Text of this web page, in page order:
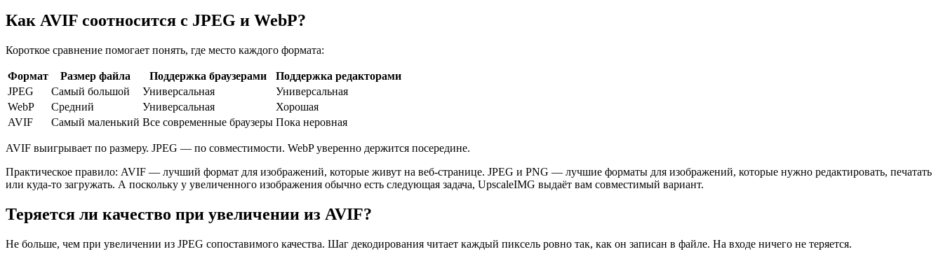
Как AVIF соотносится с JPEG и WebP?
Короткое сравнение помогает понять, где место каждого формата:
Формат Размер файла Поддержка браузерами
Поддержка редакторами
JPEG
Самый большой Универсальная
Универсальная
WebP
Средний Универсальная
Хорошая
AVIF
Самый маленький Все современные браузеры Пока неровная
AVIF выигрывает по размеру. JPEG — по совместимости. WebP уверенно держится посередине.
Практическое правило: AVIF — лучший формат для изображений, которые живут на веб-странице. JPEG и PNG — лучшие форматы для изображений, которые нужно редактировать, печатать
или куда-то загружать. А поскольку у увеличенного изображения обычно есть следующая задача, UpscaleIMG выдаёт вам совместимый вариант.
Теряется ли качество при увеличении из AVIF?
Не больше, чем при увеличении из JPEG сопоставимого качества. Шаг декодирования читает каждый пиксель ровно так, как он записан в файле. На входе ничего не теряется.